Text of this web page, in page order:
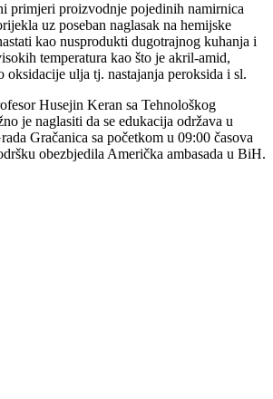
primjeri proizvodnje pojedinih namirnica
uz poseban naglasak na hemijske
kao nusprodukti dugotrajnog kuhanja i
temperatura kao što je akril-amid,
oksidacije ulja tj. nastajanja peroksida i sl.
Husejin Keran sa Tehnološkog
je naglasiti da se edukacija održava u
Gračanica sa početkom u 09:00 časova
obezbjedila Američka ambasada u BiH.